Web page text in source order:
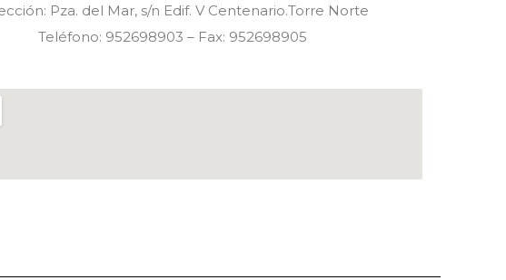
Pza. del Mar, s/n Edif. V Centenario.Torre Norte
Teléfono: 952698903 – Fax: 952698905